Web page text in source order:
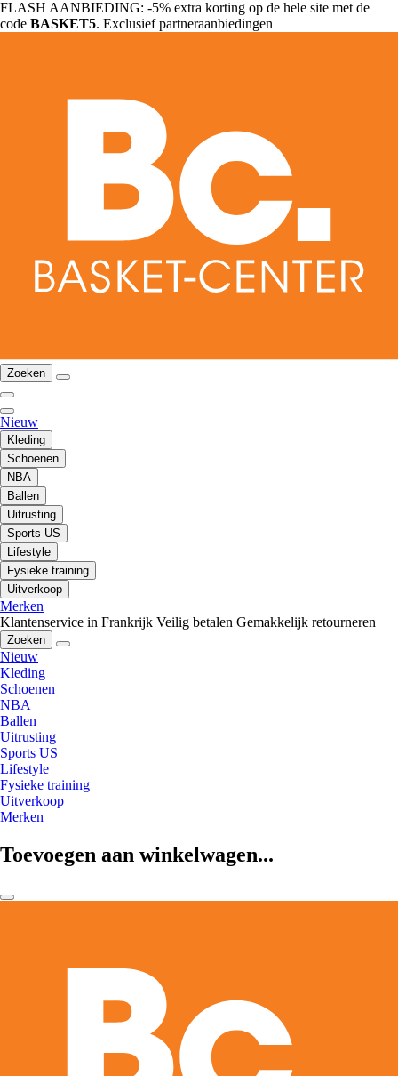
FLASH AANBIEDING: -5% extra korting op de hele site met de
code BASKET5. Exclusief partneraanbiedingen
Zoeken
Nieuw
Kleding
Schoenen
NBA
Ballen
Uitrusting
Sports US
Lifestyle
Fysieke training
Uitverkoop
Merken
Klantenservice in Frankrijk Veilig betalen Gemakkelijk retourneren
Zoeken
Nieuw
Kleding
Schoenen
NBA
Ballen
Uitrusting
Sports US
Lifestyle
Fysieke training
Uitverkoop
Merken
Toevoegen aan winkelwagen...